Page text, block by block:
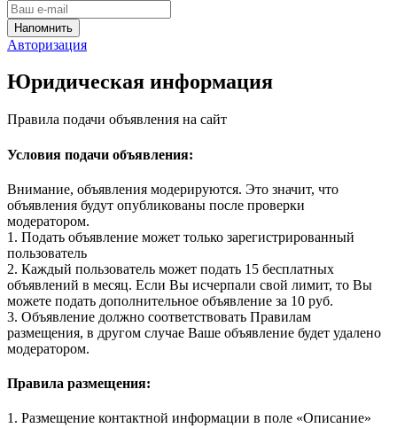
Авторизация
Юридическая информация
Правила подачи объявления на сайт
Условия подачи объявления:
Внимание, объявления модерируются. Это значит, что
объявления будут опубликованы после проверки
модератором.
1. Подать объявление может только зарегистрированный
пользователь
2. Каждый пользователь может подать 15 бесплатных
объявлений в месяц. Если Вы исчерпали свой лимит, то Вы
можете подать дополнительное объявление за 10 руб.
3. Объявление должно соответствовать Правилам
размещения, в другом случае Ваше объявление будет удалено
модератором.
Правила размещения:
1. Размещение контактной информации в поле «Описание»